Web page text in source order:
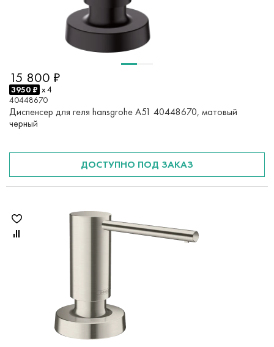
15 800 ₽
3950 ₽ x 4
40448670
Диспенсер для геля hansgrohe A51 40448670, матовый
черный
ДОСТУПНО ПОД ЗАКАЗ